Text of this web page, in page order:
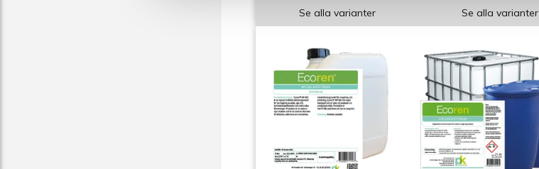
Se alla varianter Se alla varianter